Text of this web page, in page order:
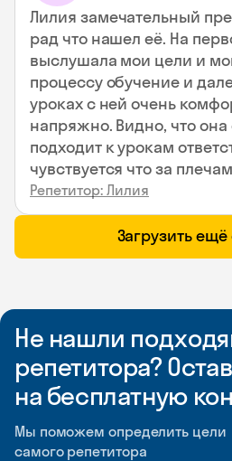
Лилия замечательный
рад что нашел её. На
выслушала мои цели и
процессу обучение и
уроках с ней очень
напряжно. Видно, что она
подходит к урокам
чувствуется что за
Репетитор: Лилия
Загрузить
Не нашли
репетитора?
на бесплатную
Мы поможем определить цели
самого репетитора